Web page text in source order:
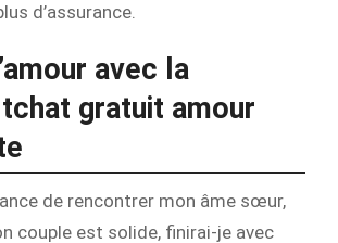
d’assurance.
avec la
gratuit amour
de rencontrer mon âme sœur,
couple est solide, finirai-je avec